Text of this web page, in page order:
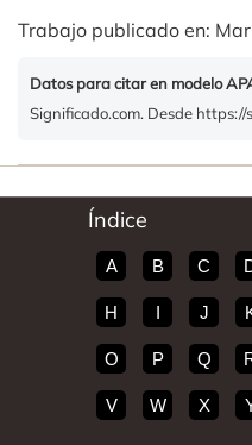
Trabajo publicado en:
Datos para citar en modelo
Significado.com. Desde
Índice
A B C
H I J
O P Q
V W X